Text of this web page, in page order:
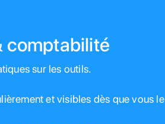
comptabilité
sur les outils.
et visibles dès que vous le